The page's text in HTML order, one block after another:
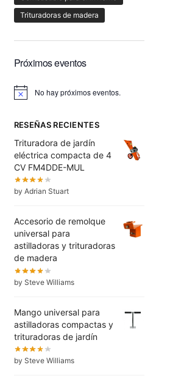
Trituradoras de madera
Próximos eventos
s
No hay próximos eventos.
RESEÑAS RECIENTES
Trituradora de jardín
eléctrica compacta de 4
CV FM4DDE-MUL
by Adrian Stuart
Accesorio de remolque
universal para
astilladoras y trituradoras
de madera
by Steve Williams
Mango universal para
astilladoras compactas y
trituradoras de jardín
by Steve Williams